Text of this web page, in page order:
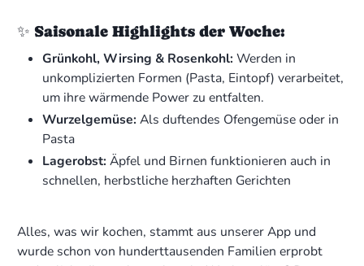
✨ Saisonale Highlights der Woche:
Grünkohl, Wirsing & Rosenkohl: Werden in
unkomplizierten Formen (Pasta, Eintopf) verarbeitet,
um ihre wärmende Power zu entfalten.
Wurzelgemüse: Als duftendes Ofengemüse oder in
Pasta
Lagerobst: Äpfel und Birnen funktionieren auch in
schnellen, herbstliche herzhaften Gerichten
Alles, was wir kochen, stammt aus unserer App und
wurde schon von hunderttausenden Familien erprobt